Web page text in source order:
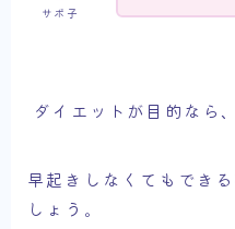
サボ子
ダイエットが目的なら
早起きしなくてもでき
しょう。